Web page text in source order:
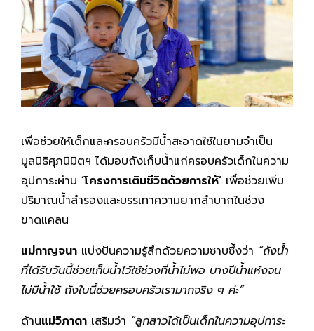
เพื่อช่วยให้เด็กและครอบครัวมีน้ำสะอาดใช้ในยามจำเป็น
มูลนิธิศุภนิมิตฯ ได้มอบถังเก็บน้ำแก่ครอบครัวเด็กในความ
อุปการะผ่าน ‘โครงการเติมชีวิตด้วยการให้’ เพื่อช่วยเพิ่ม
ปริมาณน้ำสำรองและบรรเทาความยากลำบากในช่วง
ขาดแคลน
แม่กาญจนา แบ่งปันความรู้สึกด้วยความซาบซึ้งว่า “ถังน้ำ
ที่ได้รับวันนี้ช่วยเก็บน้ำไว้ใช้ช่วงที่น้ำไม่พอ บางปีน้ำแห้งจน
ไม่มีน้ำใช้ ถังใบนี้ช่วยครอบครัวเรามากจริง ๆ ค่ะ”
ด้านแม่วิภาดา เสริมว่า “ลูกสาวได้เป็นเด็กในความอุปการะ